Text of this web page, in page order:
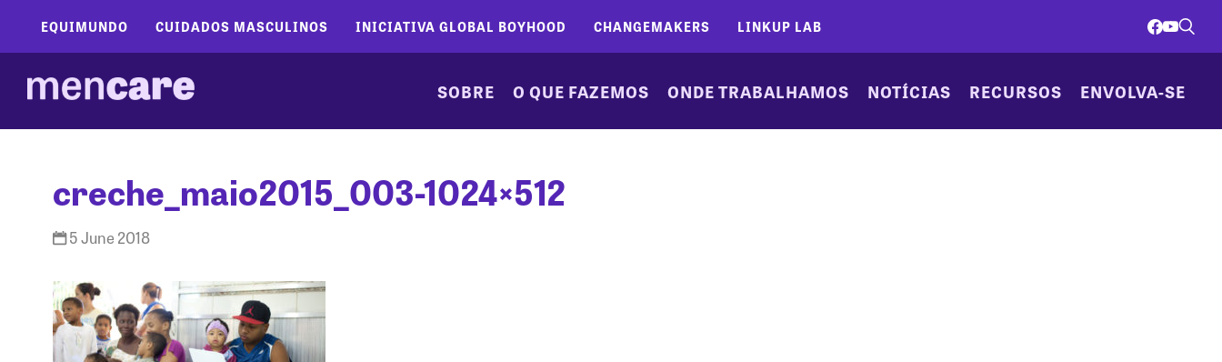
EQUIMUNDO CUIDADOS MASCULINOS INICIATIVA GLOBAL BOYHOOD CHANGEMAKERS LINKUP LAB
SOBRE O QUE FAZEMOS ONDE TRABALHAMOS NOTÍCIAS RECURSOS ENVOLVA-SE
creche_maio2015_003-1024×512
5 June 2018